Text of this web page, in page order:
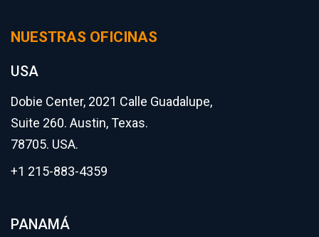
NUESTRAS OFICINAS
USA
Dobie Center, 2021 Calle Guadalupe,
Suite 260. Austin, Texas.
78705. USA.
+1 215-883-4359
PANAMÁ